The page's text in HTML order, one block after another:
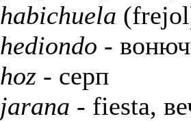
habichuela
hediondo -
hoz - серп
jarana - fiesta,